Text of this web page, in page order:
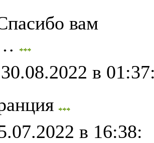
вам
в 01:37
в 16:38: